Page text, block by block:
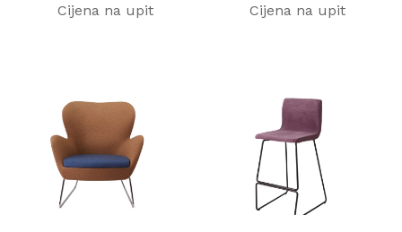
Cijena na upit Cijena na upit